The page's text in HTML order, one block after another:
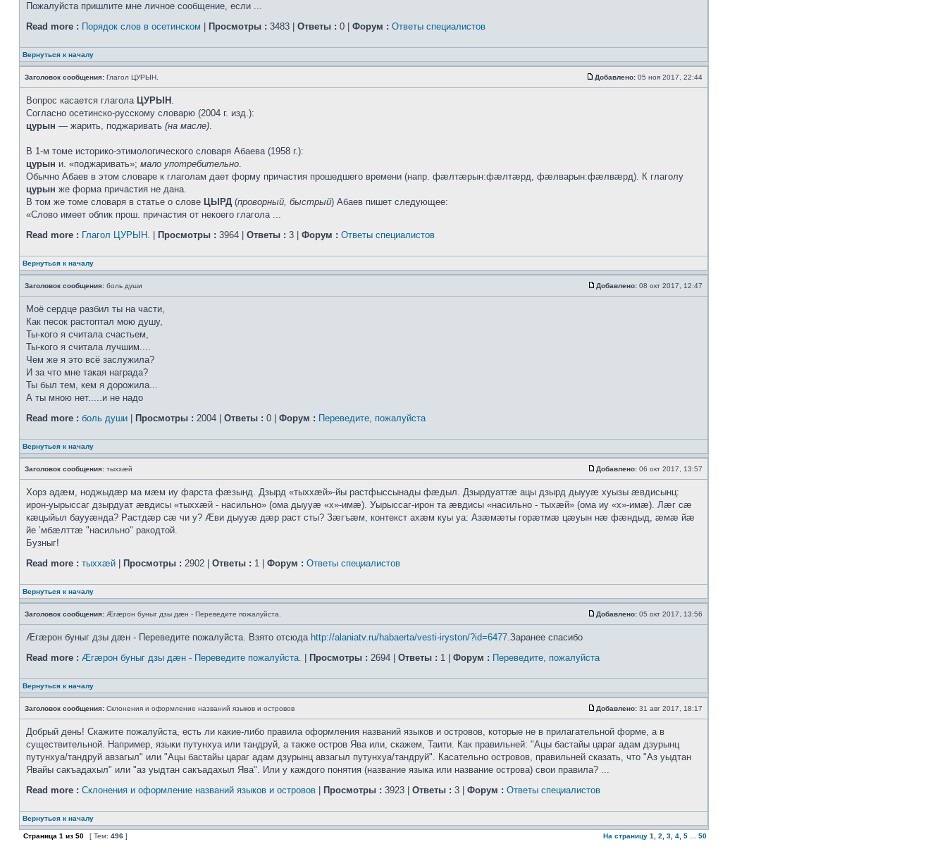
Пожалуйста пришлите мне личное сообщение, если ...
Read more : Порядок слов в осетинском Просмотры : 3483 | Ответы : 0 | Форум : Ответы специалистов
Вернуться к началу
Заголовок сообщения: Глагол ЦУРЫН. Добавлено: 05 ноя 2017, 22:44
Вопрос касается глагола ЦУРЫН .
Согласно осетинско-русскому словарю (2004 г. изд.):
цурын — жарить, поджаривать (на масле).
В 1-м томе историко-этимологического словаря Абаева (1958 г.):
цурын и. «поджаривать»; мало употребительно.
Обычно Абаев в этом словаре к глаголам дает форму причастия прошедшего времени (напр. фæлтæрын:фæлтæрд, фæлварын:фæлвæрд). К глаголу
цурын же форма причастия не дана.
В том же томе словаря в статье о слове ЦЫРД (проворный, быстрый) Абаев пишет следующее:
«Слово имеет облик прош. причастия от некоего глагола ...
Read more : Глагол ЦУРЫН. Просмотры : 3964 | Ответы : 3 | Форум : Ответы специалистов
Вернуться к началу
Заголовок сообщения: боль души Добавлено: 08 окт 2017, 12:47
Моё сердце разбил ты на части,
Как песок растоптал мою душу,
Ты-кого я считала счастьем,
Ты-кого я считала лучшим....
Чем же я это всё заслужила?
И за что мне такая награда?
Ты был тем, кем я дорожила...
А ты мною нет.....и не надо
Read more : боль души Просмотры : 2004 | Ответы : 0 | Форум : Переведите, пожалуйста
Вернуться к началу
Заголовок сообщения: тыххӕй Добавлено: 06 окт 2017, 13:57
Хорз адӕм, ноджыдӕр ма мӕм иу фарста фӕзынд. Дзырд «тыххӕй»-йы растфыссынады фӕдыл. Дзырдуаттӕ ацы дзырд дыууӕ хуызы ӕвдисынц:
ирон-уырыссаг дзырдуат ӕвдисы «тыххӕй - насильно» (ома дыууӕ «х»-имӕ). Уырыссаг-ирон та ӕвдисы «насильно - тыхӕй» (ома иу «х»-имӕ). Лӕг сӕ
кӕцыйыл баууӕнда? Растдӕр сӕ чи у? Ӕви дыууӕ дӕр раст сты? Зӕгъӕм, контекст ахӕм куы уа: Азӕмӕты горӕтмӕ цӕуын нӕ фӕндыд, ӕмӕ йӕ
йе ’мбӕлттӕ "насильно" ракодтой.
Бузныг!
Read more : тыххӕй Просмотры : 2902 | Ответы : 1 | Форум : Ответы специалистов
Вернуться к началу
Заголовок сообщения: Æгæрон буныг дзы дæн - Переведите пожалуйста. Добавлено: 05 окт 2017, 13:56
Æгæрон буныг дзы дæн - Переведите пожалуйста. Взято отсюда http://alaniatv.ru/habaerta/vesti-iryston/?id=6477.Заранее спасибо
Read more : Æгæрон буныг дзы дæн - Переведите пожалуйста. Просмотры : 2694 | Ответы : 1 | Форум : Переведите, пожалуйста
Вернуться к началу
Заголовок сообщения: Склонения и оформление названий языков и островов Добавлено: 31 авг 2017, 18:17
Добрый день! Скажите пожалуйста, есть ли какие-либо правила оформления названий языков и островов, которые не в прилагательной форме, а в
существительной. Например, языки путунхуа или тандруй, а также остров Ява или, скажем, Таити. Как правильней: "Ацы бастайы цараг адам дзурынц
путунхуа/тандруй авзагыл" или "Ацы бастайы цараг адам дзурынц авзагыл путунхуа/тандруй". Касательно островов, правильней сказать, что "Аз уыдтан
Явайы сакъадахыл" или "аз уыдтан сакъадахыл Ява". Или у каждого понятия (название языка или название острова) свои правила? ...
Read more : Склонения и оформление названий языков и островов Просмотры : 3923 | Ответы : 3 | Форум : Ответы специалистов
Вернуться к началу
Страница 1 из 50 [ Тем: 496 ] На страницу 1 2 3 4 5 50